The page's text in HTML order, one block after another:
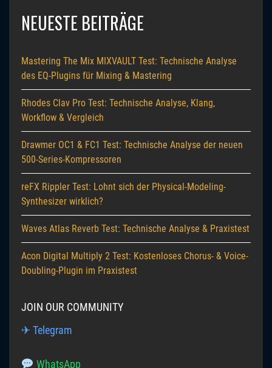
NEUESTE BEITRÄGE
Mastering The Mix MIXVAULT Test: Technische Analyse
des EQ-Plugins für Mixing & Mastering
Rhodes Clav Pro Test: Technische Analyse, Klang,
Workflow & Vergleich
Drawmer OC1 & FC1 Test: Technische Analyse der neuen
500-Series-Kompressoren
reFX Rippler Test: Lohnt sich der Physical-Modeling-
Synthesizer wirklich?
Waves Atlas Reverb Test: Technische Analyse & Praxistest
Acon Digital Multiply 2 Test: Kostenloses Chorus- & Voice-
Doubling-Plugin im Praxistest
JOIN OUR COMMUNITY
✈ Telegram
WhatsApp